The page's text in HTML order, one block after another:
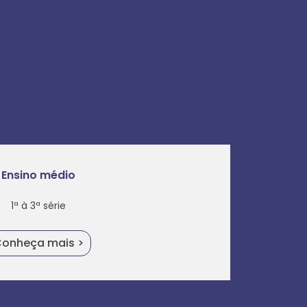
Ensino médio
1ª à 3ª série
mais >